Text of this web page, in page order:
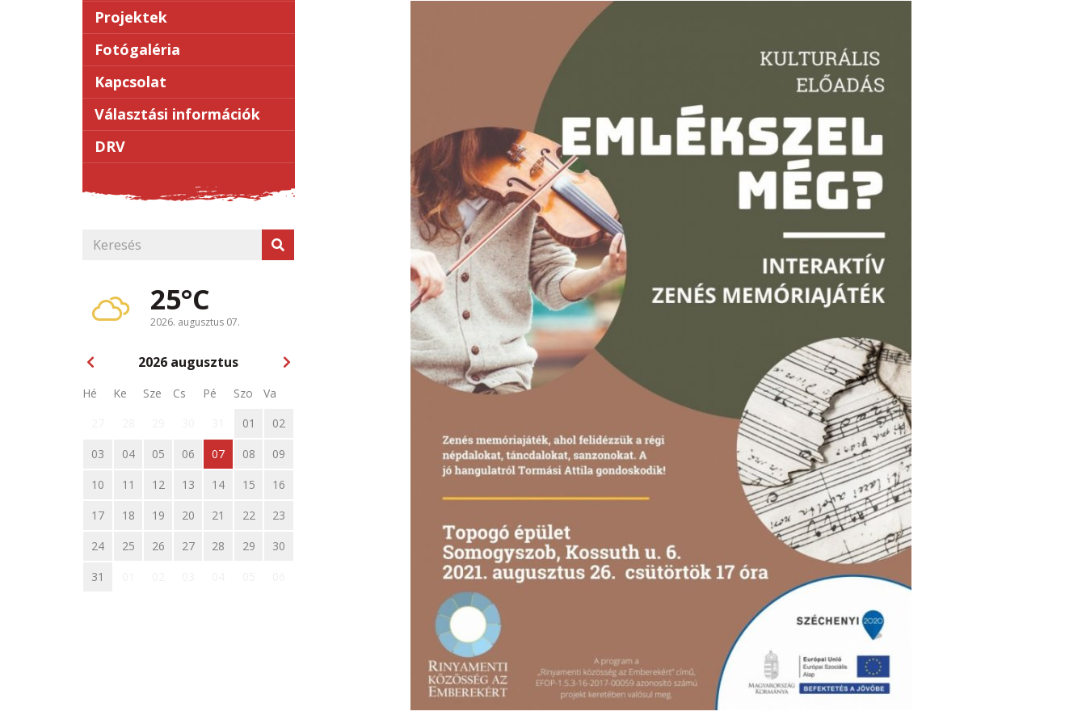
Projektek
Fotógaléria
Kapcsolat
Választási információk
DRV
25°C
2026. augusztus 07.
2026 augusztus
Hé Ke Sze Cs Pé Szo
Va
01
02
03
04 05 06 07 08
09
10
11 12 13 14 15
16
17
18 19 20 21 22
23
24
25 26 27 28 29
30
31